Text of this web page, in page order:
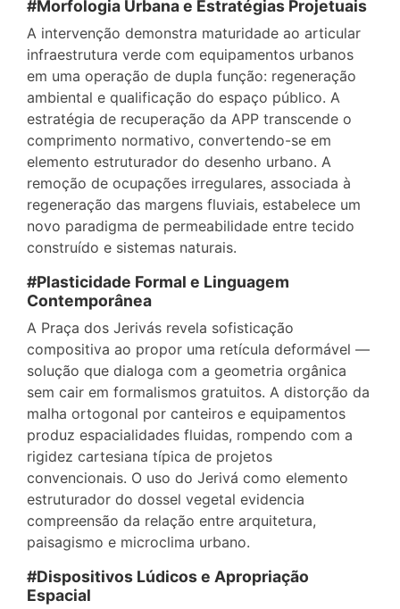
#Morfologia Urbana e Estratégias Projetuais
A intervenção demonstra maturidade ao articular
infraestrutura verde com equipamentos urbanos
em uma operação de dupla função: regeneração
ambiental e qualificação do espaço público. A
estratégia de recuperação da APP transcende o
comprimento normativo, convertendo-se em
elemento estruturador do desenho urbano. A
remoção de ocupações irregulares, associada à
regeneração das margens fluviais, estabelece um
novo paradigma de permeabilidade entre tecido
construído e sistemas naturais.
#Plasticidade Formal e Linguagem
Contemporânea
A Praça dos Jerivás revela sofisticação
compositiva ao propor uma retícula deformável —
solução que dialoga com a geometria orgânica
sem cair em formalismos gratuitos. A distorção da
malha ortogonal por canteiros e equipamentos
produz espacialidades fluidas, rompendo com a
rigidez cartesiana típica de projetos
convencionais. O uso do Jerivá como elemento
estruturador do dossel vegetal evidencia
compreensão da relação entre arquitetura,
paisagismo e microclima urbano.
#Dispositivos Lúdicos e Apropriação
Espacial